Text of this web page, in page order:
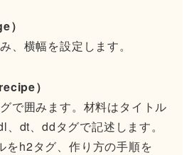
）
、横幅を設定します。
）
で囲みます。材料はタイトル
dt、ddタグで記述します。
をh2タグ、作り方の手順を